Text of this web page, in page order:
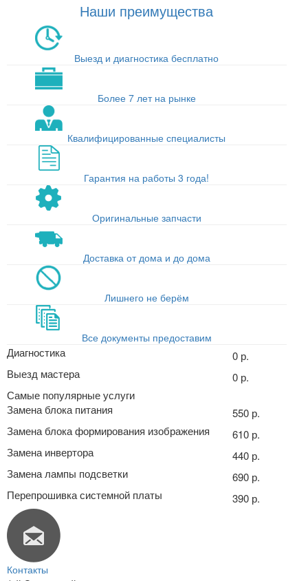
Наши преимущества
Выезд и диагностика бесплатно
Более 7 лет на рынке
Квалифицированные специалисты
Гарантия на работы 3 года!
Оригинальные запчасти
Доставка от дома и до дома
Лишнего не берём
Все документы предоставим
Диагностика
0 р.
Выезд мастера
0 р.
Самые популярные услуги
Замена блока питания
550 р.
Замена блока формирования изображения
610 р.
Замена инвертора
440 р.
Замена лампы подсветки
690 р.
Перепрошивка системной платы
390 р.
Контакты